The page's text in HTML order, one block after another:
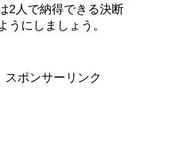
2人で納得できる決断
うにしましょう。
スポンサーリンク